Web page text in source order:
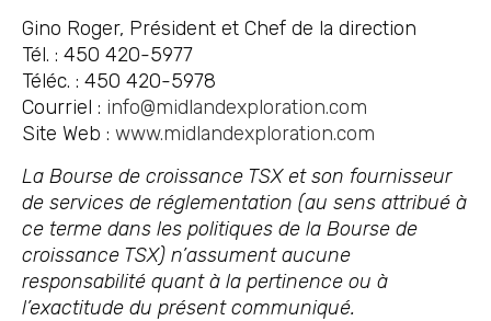
Gino Roger, Président et Chef de la direction
Tél. : 450 420-5977
Téléc. : 450 420-5978
Courriel : info@midlandexploration.com
Site Web : www.midlandexploration.com
La Bourse de croissance TSX et son fournisseur
de services de réglementation (au sens attribué à
ce terme dans les politiques de la Bourse de
croissance TSX) n’assument aucune
responsabilité quant à la pertinence ou à
l’exactitude du présent communiqué.